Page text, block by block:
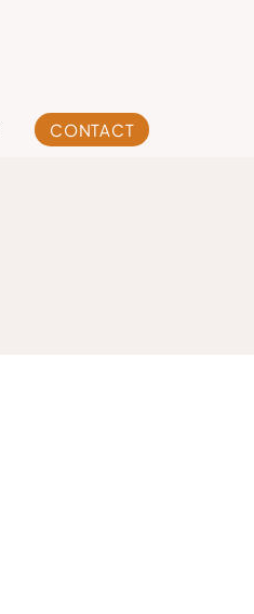
CONTACT